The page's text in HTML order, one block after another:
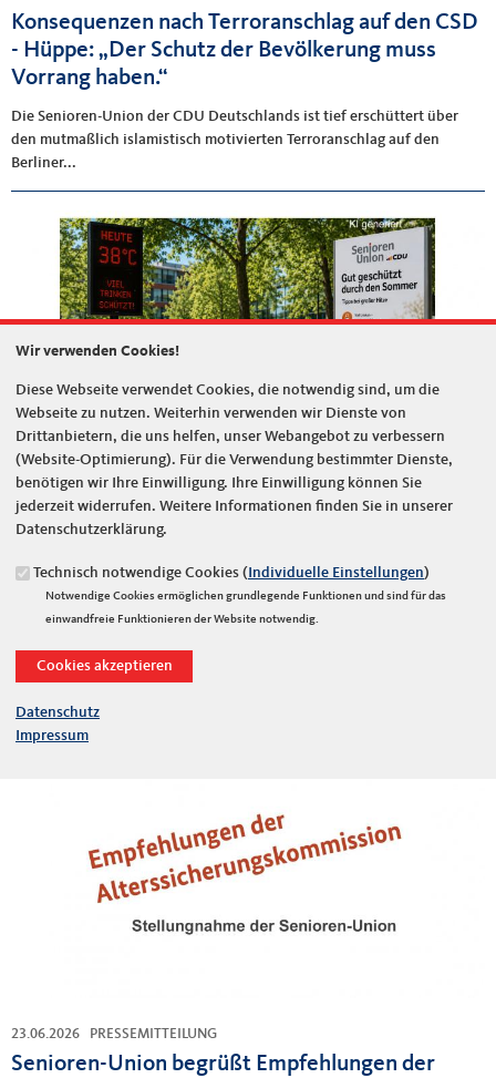
Konsequenzen nach Terroranschlag auf den CSD
- Hüppe: „Der Schutz der Bevölkerung muss
Vorrang haben.“
Die Senioren-Union der CDU Deutschlands ist tief erschüttert über
den mutmaßlich islamistisch motivierten Terroranschlag auf den
Berliner...
02.07.2026 PRESSEMITTEILUNG
„Hitzeschutz muss Teil kommunaler
Daseinsvorsorge werden.“ Senioren-Union
fordert konsequenten Hitzeschutz
die Senioren-Union der CDU Deutschlands von Bund, Ländern und
Kommunen einen...
23.06.2026 PRESSEMITTEILUNG
Senioren-Union begrüßt Empfehlungen der
Wir verwenden Cookies!
Diese Webseite verwendet Cookies, die notwendig sind, um die
Webseite zu nutzen. Weiterhin verwenden wir Dienste von
Drittanbietern, die uns helfen, unser Webangebot zu verbessern
(Website-Optimierung). Für die Verwendung bestimmter Dienste,
benötigen wir Ihre Einwilligung. Ihre Einwilligung können Sie
jederzeit widerrufen. Weitere Informationen finden Sie in unserer
Datenschutzerklärung.
Technisch notwendige Cookies (Individuelle Einstellungen)
Notwendige Cookies ermöglichen grundlegende Funktionen und sind für das
einwandfreie Funktionieren der Website notwendig.
Datenschutz
Impressum